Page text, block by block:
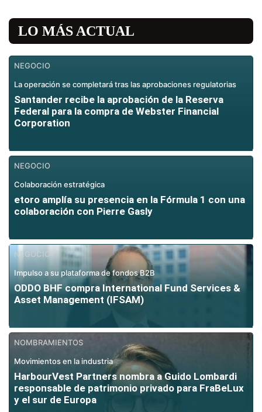
LO MÁS ACTUAL
NEGOCIO
La operación se completará tras las aprobaciones regulatorias
Santander recibe la aprobación de la Reserva
Federal para la compra de Webster Financial
Corporation
NEGOCIO
Colaboración estratégica
etoro amplía su presencia en la Fórmula 1 con una
colaboración con Pierre Gasly
NEGOCIO
Impulso a su plataforma de fondos B2B
ODDO BHF compra International Fund Services &
Asset Management (IFSAM)
NOMBRAMIENTOS
Movimientos en la industria
HarbourVest Partners nombra a Guido Lombardi
responsable de patrimonio privado para FraBeLux
y el sur de Europa